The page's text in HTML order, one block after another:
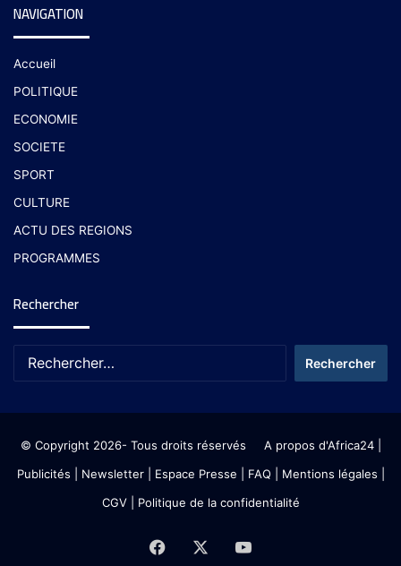
NAVIGATION
Accueil
POLITIQUE
ECONOMIE
SOCIETE
SPORT
CULTURE
ACTU DES REGIONS
PROGRAMMES
Rechercher
© Copyright 2026- Tous droits réservés A propos d'Africa24|
Publicités
Newsletter| Espace Presse | FAQ | Mentions légales
CGV| Politique de la confidentialité